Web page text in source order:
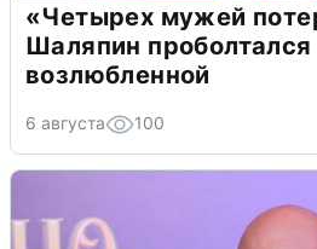
«Четырех мужей
Шаляпин проболтался
возлюбленной
6 августа 100